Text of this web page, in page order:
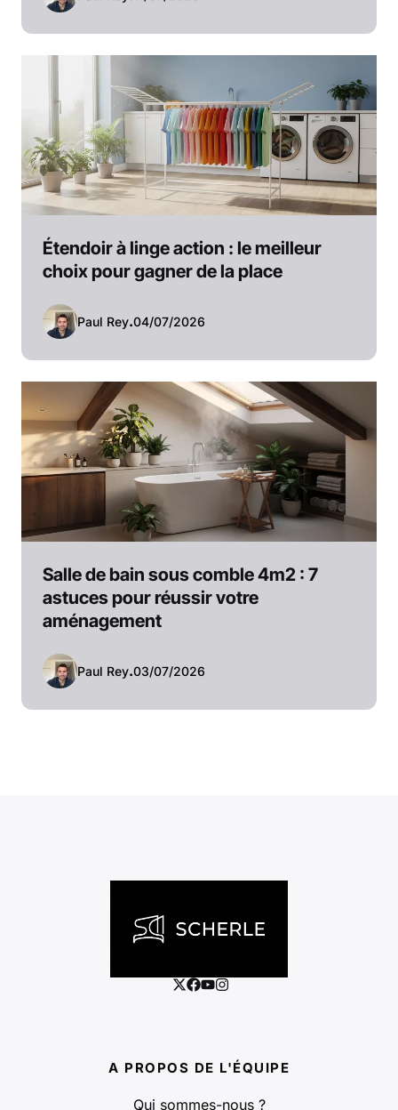
Étendoir à linge action : le meilleur
choix pour gagner de la place
Paul Rey.04/07/2026
Salle de bain sous comble 4m2 : 7
astuces pour réussir votre
aménagement
Paul Rey.03/07/2026
A PROPOS DE L'ÉQUIPE
Qui sommes-nous ?